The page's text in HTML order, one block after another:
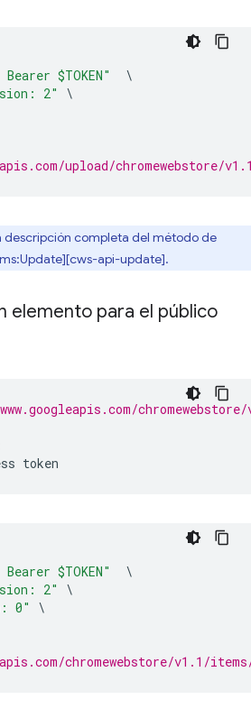
$TOKEN"
\
2"
\
upload/chromewebstore/
descripción completa del método de
api-update].
elemento para el público
token
$TOKEN"
\
2"
\
0"
\
chromewebstore/v1.1/